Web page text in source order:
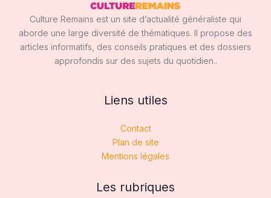
Culture Remains est un site d’actualité généraliste qui
aborde une large diversité de thématiques. Il propose des
articles informatifs, des conseils pratiques et des dossiers
approfondis sur des sujets du quotidien..
Liens utiles
Contact
Plan de site
Mentions légales
Les rubriques